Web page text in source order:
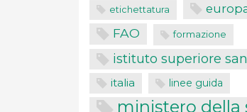
etichettatura
FAO formazione
istituto superiore
italia linee guida
ministero della